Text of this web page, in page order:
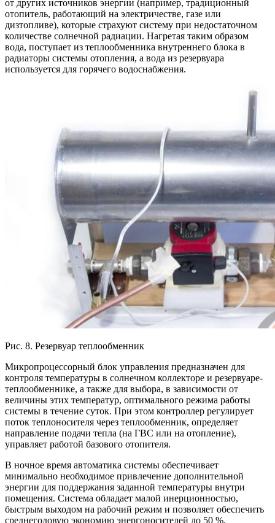
от других источников энергии (например, традиционный
отопитель, работающий на электричестве, газе или
дизтопливе), которые страхуют систему при недостаточном
количестве солнечной радиации. Нагретая таким образом
вода, поступает из теплообменника внутреннего блока в
радиаторы системы отопления, а вода из резервуара
используется для горячего водоснабжения.
Рис. 8. Резервуар теплообменник
Микропроцессорный блок управления предназначен для
контроля температуры в солнечном коллекторе и резервуаре-
теплообменнике, а также для выбора, в зависимости от
величины этих температур, оптимального режима работы
системы в течение суток. При этом контроллер регулирует
поток теплоносителя через теплообменник, определяет
направление подачи тепла (на ГВС или на отопление),
управляет работой базового отопителя.
В ночное время автоматика системы обеспечивает
минимально необходимое привлечение дополнительной
энергии для поддержания заданной температуры внутри
помещения. Система обладает малой инерционностью,
быстрым выходом на рабочий режим и позволяет обеспечить
среднегодовую экономию энергоносителей до 50 %.